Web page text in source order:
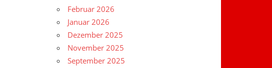
Februar 2026
Januar 2026
Dezember 2025
November 2025
September 2025